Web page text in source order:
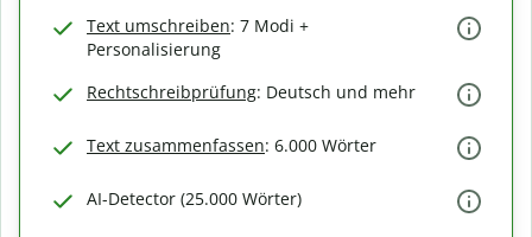
Text umschreiben: 7 Modi +
Personalisierung
Rechtschreibprüfung: Deutsch und mehr
Text zusammenfassen: 6.000 Wörter
AI-Detector (25.000 Wörter)